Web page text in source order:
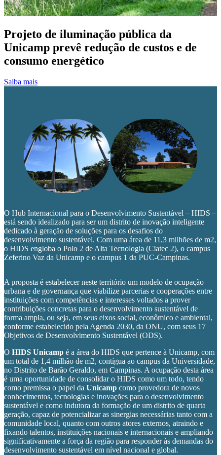
Projeto de iluminação pública da
Unicamp prevê redução de custos e de
consumo energético
Saiba mais(link para Projeto de iluminação pública da Unicamp
O Hub Internacional para o Desenvolvimento Sustentável – HIDS –
está sendo idealizado para ser um distrito de inovação inteligente
dedicado à geração de soluções para os desafios do
desenvolvimento sustentável. Com uma área de 11,3 milhões de m2,
o HIDS engloba o Polo 2 de Alta Tecnologia (Ciatec 2), o campus
Zeferino Vaz da Unicamp e o campus 1 da PUC-Campinas.
A proposta é estabelecer neste território um modelo de ocupação
urbana e de governança que viabilize parcerias e cooperações entre
instituições com competências e interesses voltados a prover
contribuições concretas para o desenvolvimento sustentável de
forma ampla, ou seja, em seus eixos social, econômico e ambiental,
conforme estabelecido pela Agenda 2030, da ONU, com seus 17
Objetivos de Desenvolvimento Sustentável (ODS).
O HIDS Unicamp é a área do HIDS que pertence à Unicamp, com
um total de 1,4 milhão de m2, contígua ao campus da Universidade,
no Distrito de Barão Geraldo, em Campinas. A ocupação desta área
é uma oportunidade de consolidar o HIDS como um todo, tendo
como premissa o papel da Unicamp como provedora de novos
conhecimentos, tecnologias e inovações para o desenvolvimento
sustentável e como indutora da formação de um distrito de quarta
geração, capaz de potencializar as sinergias necessárias tanto com a
comunidade local, quanto com outros atores externos, atraindo e
fixando talentos, instituições nacionais e internacionais e ampliando
significativamente a força da região para responder às demandas do
desenvolvimento sustentável em nível nacional e global.